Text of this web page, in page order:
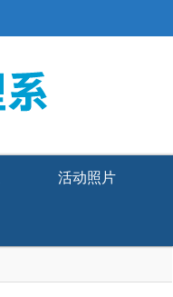
活动照片